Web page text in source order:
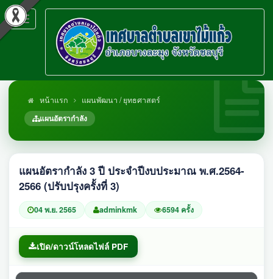
Toggle
navigation
หน้าแรก
แผนพัฒนา / ยุทธศาสตร์
แผนอัตรากำลัง
แผนอัตรากำลัง 3 ปี ประจำปีงบประมาณ พ.ศ.2564-
2566 (ปรับปรุงครั้งที่ 3)
04 พ.ย. 2565 adminkmk 6594 ครั้ง
เปิด/ดาวน์โหลดไฟล์ PDF